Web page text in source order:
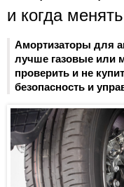
и когда
Амортизаторы для
лучше газовые или
проверить и не
безопасность и